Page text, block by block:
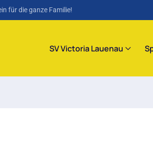
für die ganze Familie!
SV Victoria Lauenau